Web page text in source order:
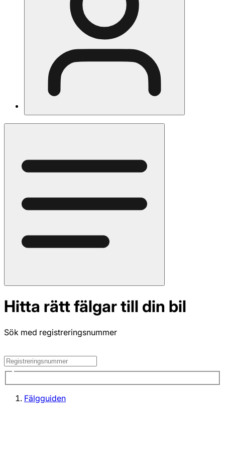
Hitta rätt fälgar till din bil
Sök med registreringsnummer
Fälgguiden